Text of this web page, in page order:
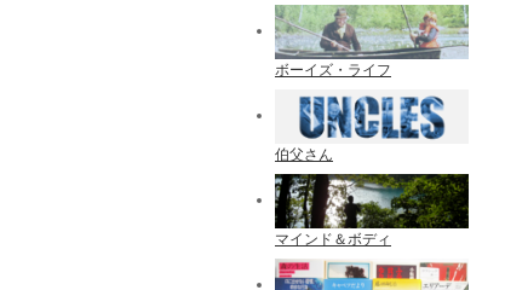
ボーイズ・ライフ
伯父さん
マインド＆ボディ